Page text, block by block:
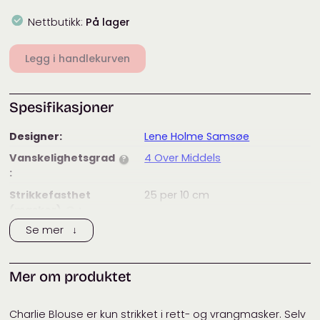
Nettbutikk: På lager
Legg i handlekurven
Spesifikasjoner
Designer:
Lene Holme Samsøe
Vanskelighetsgrad ?
:
4 Over Middels
Strikkefasthet
25 per 10 cm
Anbefalt
pinnestørrelse:
Vaskeanvisning:
Tags:
dame,garnpakke,genser, Lene
Se mer ↓
Mer om produktet
Charlie Blouse er kun strikket i rett- og vrangmasker. Selv